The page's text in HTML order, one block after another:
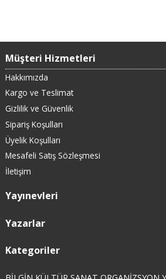
Müşteri Hizmetleri
Hakkımızda
Kargo ve Teslimat
Gizlilik ve Güvenlik
Sipariş Koşulları
Üyelik Koşulları
Mesafeli Satış Sözleşmesi
İletişim
Yayınevleri
Yazarlar
Kategoriler